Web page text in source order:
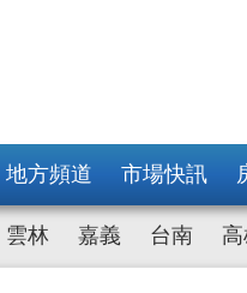
地方頻道 市場快訊
雲林 嘉義 台南